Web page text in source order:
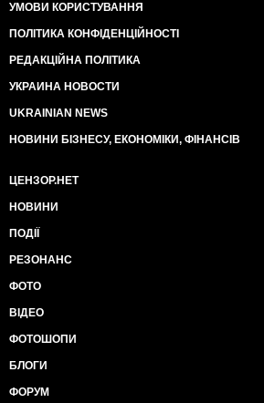
УМОВИ КОРИСТУВАННЯ
ПОЛІТИКА КОНФІДЕНЦІЙНОСТІ
РЕДАКЦІЙНА ПОЛІТИКА
УКРАИНА НОВОСТИ
UKRAINIAN NEWS
НОВИНИ БІЗНЕСУ, ЕКОНОМІКИ, ФІНАНСІВ
ЦЕНЗОР.НЕТ
НОВИНИ
ПОДІЇ
РЕЗОНАНС
ФОТО
ВІДЕО
ФОТОШОПИ
БЛОГИ
ФОРУМ